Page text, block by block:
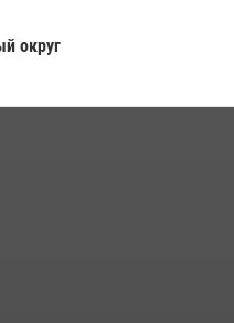
на охране
Германии (видео)
округ